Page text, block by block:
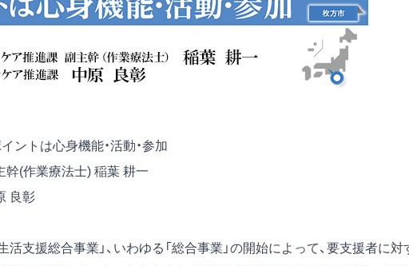
ントは心身機能・活動・参加
(作業療法士) 稲葉 耕一
良彰
活支援総合事業」、いわゆる「総合事業」の開始によって、要支援者に対